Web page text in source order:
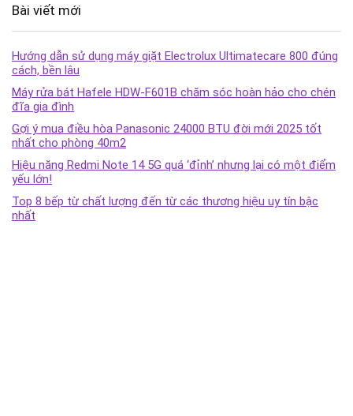
Bài viết mới
Hướng dẫn sử dụng máy giặt Electrolux Ultimatecare 800 đúng
cách, bền lâu
Máy rửa bát Hafele HDW-F601B chăm sóc hoàn hảo cho chén
đĩa gia đình
Gợi ý mua điều hòa Panasonic 24000 BTU đời mới 2025 tốt
nhất cho phòng 40m2
Hiệu năng Redmi Note 14 5G quá ‘đỉnh’ nhưng lại có một điểm
yếu lớn!
Top 8 bếp từ chất lượng đến từ các thương hiệu uy tín bậc
nhất